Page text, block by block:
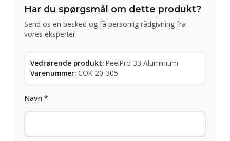
Har du spørgsmål om dette produkt?
Send os en besked og få personlig rådgivning fra
vores eksperter
Vedrørende produkt: PeelPro 33 Aluminium
Varenummer: COK-20-305
Navn *